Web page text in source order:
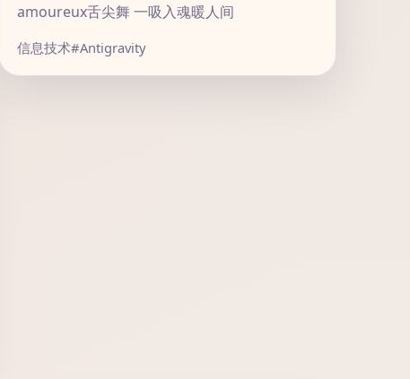
amoureux舌尖舞 一吸入魂暖人间
信息技术#Antigravity